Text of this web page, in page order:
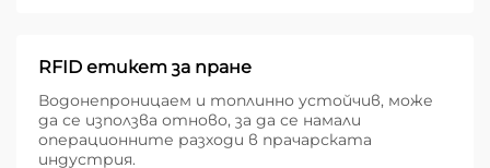
RFID етикет за пране
Водонепроницаем и топлинно устойчив, може
да се използва отново, за да се намали
операционните разходи в прачарската
индустрия.